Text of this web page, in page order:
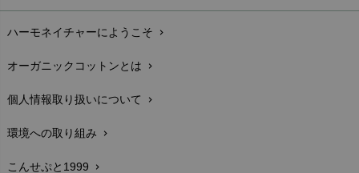
配送と送料chevron_right
在庫状況と発送予定chevron_right
サイズ・寸法chevron_right
生地・素材chevron_right
ハーモネイチャーにようこそ chevron_right
オーガニックコットンとは chevron_right
個人情報取り扱いについて chevron_right
環境への取り組み chevron_right
こんせぷと1999 chevron_right